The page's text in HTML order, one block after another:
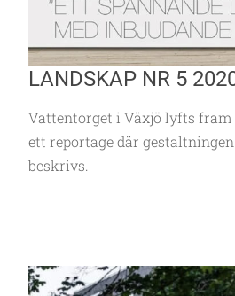
LANDSKAP NR 5
Vattentorget i Växjö lyfts fram
ett reportage där
beskrivs.